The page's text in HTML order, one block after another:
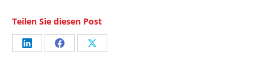
Teilen Sie diesen Post
Share Share Share